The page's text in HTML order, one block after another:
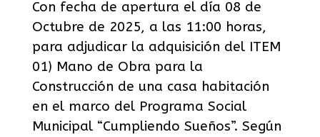
Con fecha de apertura el día 08 de
Octubre de 2025, a las 11:00 horas,
para adjudicar la adquisición del ITEM
01) Mano de Obra para la
Construcción de una casa habitación
en el marco del Programa Social
Municipal “Cumpliendo Sueños”. Según